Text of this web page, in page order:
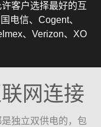
客户选择最好的互
电信、Cogent、
、Verizon、XO
网连接
独立双供电的，包